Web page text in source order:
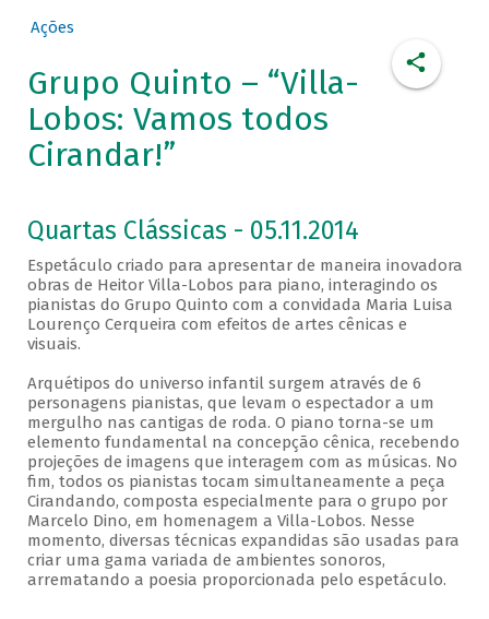
Ações
Grupo Quinto – “Villa-
Lobos: Vamos todos
Cirandar!”
Quartas Clássicas - 05.11.2014
Espetáculo criado para apresentar de maneira inovadora
obras de Heitor Villa-Lobos para piano, interagindo os
pianistas do Grupo Quinto com a convidada Maria Luisa
Lourenço Cerqueira com efeitos de artes cênicas e
visuais.
Arquétipos do universo infantil surgem através de 6
personagens pianistas, que levam o espectador a um
mergulho nas cantigas de roda. O piano torna-se um
elemento fundamental na concepção cênica, recebendo
projeções de imagens que interagem com as músicas. No
fim, todos os pianistas tocam simultaneamente a peça
Cirandando, composta especialmente para o grupo por
Marcelo Dino, em homenagem a Villa-Lobos. Nesse
momento, diversas técnicas expandidas são usadas para
criar uma gama variada de ambientes sonoros,
arrematando a poesia proporcionada pelo espetáculo.